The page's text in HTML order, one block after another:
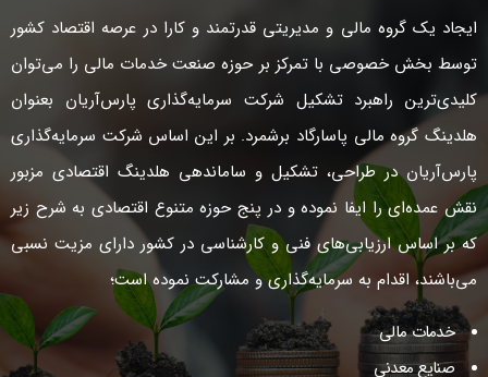
ایجاد یک گروه مالی و مدیریتی قدرتمند و کارا در عرصه اقتصاد کشور
توسط بخش خصوصی با تمرکز بر حوزه صنعت خدمات مالی را می‌توان
کلیدی‌ترین راهبرد تشکیل شرکت سرمایه‌گذاری پارس‌آریان بعنوان
هلدینگ گروه مالی پاسارگاد برشمرد. بر این اساس شرکت سرمایه‌گذاری
پارس‌آریان در طراحی، تشکیل و سامان­دهی هلدینگ اقتصادی مزبور
نقش عمده‌ای را ایفا نموده و در پنج حوزه متنوع اقتصادی به شرح زیر
که بر اساس ارزیابی‌های فنی و کارشناسی در کشور دارای مزیت نسبی
می‌باشند، اقدام به سرمایه‌گذاری و مشارکت نموده است؛
خدمات مالی
صنایع معدنی